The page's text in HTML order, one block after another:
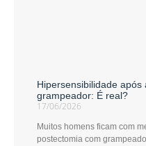
Hipersensibilidade após
grampeador: É real?
17/06/2026
Muitos homens ficam com
postectomia com